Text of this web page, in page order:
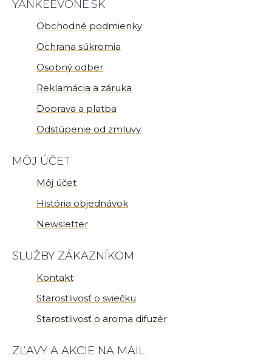
YANKEEVONE.SK
Obchodné podmienky
Ochrana súkromia
Osobný odber
Reklamácia a záruka
Doprava a platba
Odstúpenie od zmluvy
MÔJ ÚČET
Môj účet
História objednávok
Newsletter
SLUŽBY ZÁKAZNÍKOM
Kontakt
Starostlivosť o sviečku
Starostlivosť o aroma difuzér
ZĽAVY A AKCIE NA MAIL